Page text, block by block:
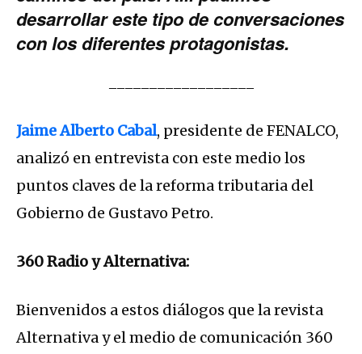
desarrollar este tipo de conversaciones
con los diferentes protagonistas.
Jaime Alberto Cabal, presidente de FENALCO,
analizó en entrevista con este medio los
puntos claves de la reforma tributaria del
Gobierno de Gustavo Petro.
360 Radio y Alternativa:
Bienvenidos a estos diálogos que la revista
Alternativa y el medio de comunicación 360